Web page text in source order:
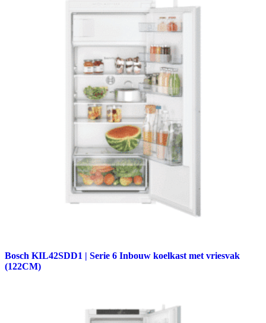
Bosch KIL42SDD1 | Serie 6 Inbouw koelkast met vriesvak
(122CM)